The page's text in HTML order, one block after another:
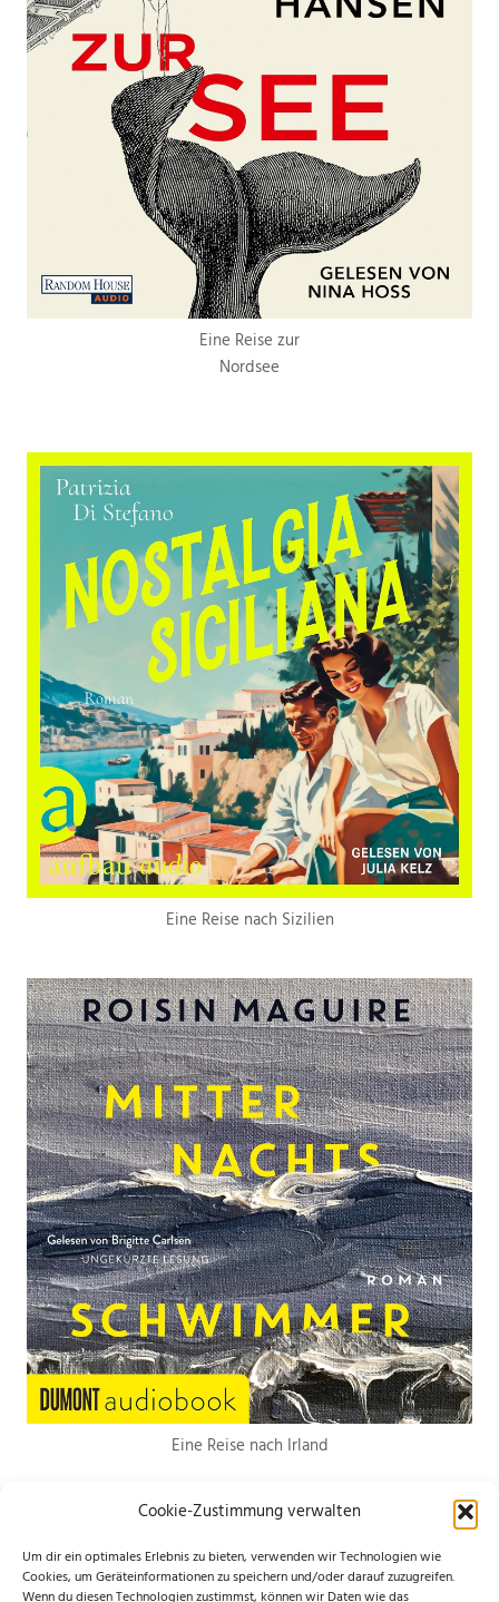
Cookie-Zustimmung verwalten
Um dir ein optimales Erlebnis zu bieten, verwenden wir Technologien wie
Cookies, um Geräteinformationen zu speichern und/oder darauf zuzugreifen.
Wenn du diesen Technologien zustimmst, können wir Daten wie das
Eine Reise zur
Nordsee
Eine Reise nach Sizilien
Eine Reise nach Irland